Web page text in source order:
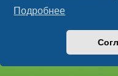
Подробнее
Time: 0.044s| Peak
©